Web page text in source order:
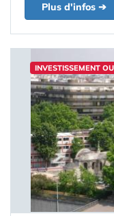
Plus d'infos ➔
INVESTISSEMENT